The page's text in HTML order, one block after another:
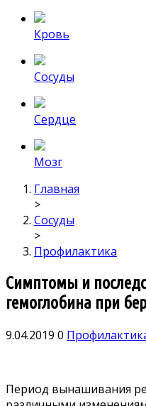
Кровь
Сосуды
Сердце
Мозг
Главная
>
Сосуды
>
Профилактика
Симптомы и
гемоглобина при
9.04.2019 0
Период вынашивания